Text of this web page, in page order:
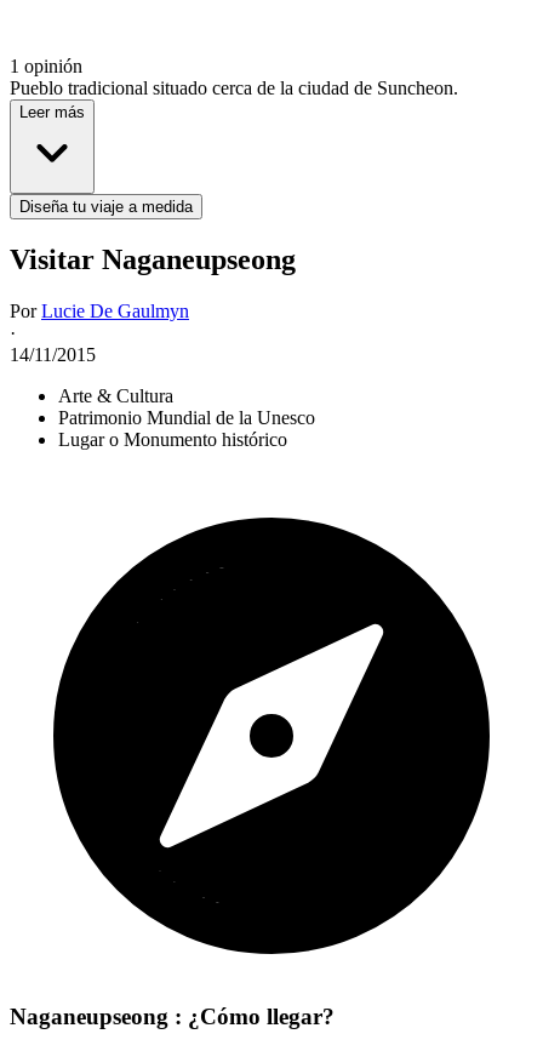
1 opinión
Pueblo tradicional situado cerca de la ciudad de Suncheon.
Leer más
Diseña tu viaje a medida
Visitar Naganeupseong
PorLucie De Gaulmyn
·
14/11/2015
Arte & Cultura
Patrimonio Mundial de la Unesco
Lugar o Monumento histórico
Naganeupseong : ¿Cómo llegar?